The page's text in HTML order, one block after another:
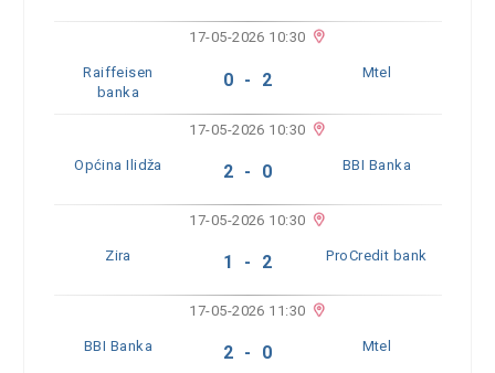
17-05-2026 10:30
Raiffeisen
banka
0 - 2 Mtel
17-05-2026 10:30
Općina Ilidža 2 - 0 BBI Banka
17-05-2026 10:30
Zira 1 - 2 ProCredit bank
17-05-2026 11:30
BBI Banka 2 - 0 Mtel